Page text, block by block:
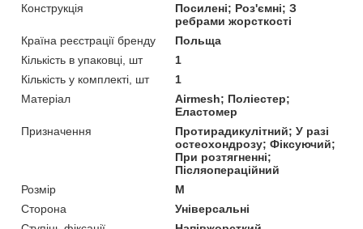
Конструкція
Посилені; Роз'ємні; З
ребрами жорсткості
Країна реєстрації бренду
Польща
Кількість в упаковці, шт
1
Кількість у комплекті, шт
1
Матеріал
Airmesh; Поліестер;
Еластомер
Призначення
Протирадикулітний; У разі
остеохондрозу; Фіксуючий;
При розтягненні;
Післяопераційний
Розмір
M
Сторона
Універсальні